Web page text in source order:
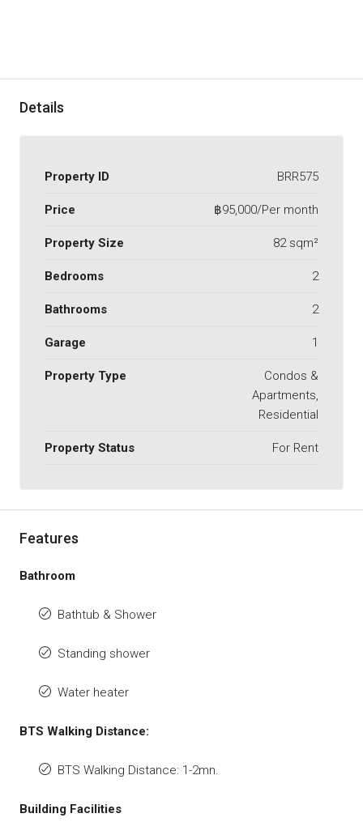
Details
Property ID BRR575
Price ฿95,000/Per month
Property Size 82 sqm²
Bedrooms 2
Bathrooms 2
Garage 1
Property Type
Condos &
Apartments,
Residential
Property Status For Rent
Features
Bathroom
Bathtub & Shower
Standing shower
Water heater
BTS Walking Distance:
BTS Walking Distance: 1-2mn.
Building Facilities